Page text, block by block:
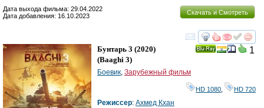
Скачать и Смотреть
Дата выхода фильма: 29.04.2022
Дата добавления: 16.10.2023
смотреть
1
Бунтарь 3 (2020)
(Baaghi 3)
Боевик, Зарубежный фильм
HD 1080 HD 720
Режиссер: Ахмед Кхан